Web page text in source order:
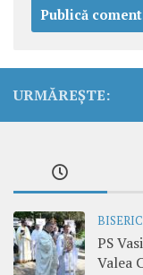
URMĂREȘTE:
PS
Valea